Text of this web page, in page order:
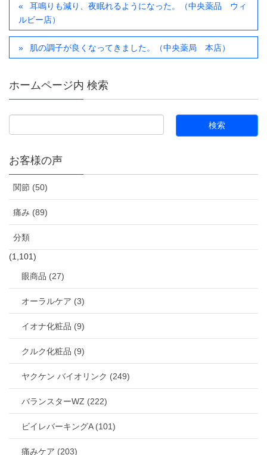
耳鳴りも減り、夜眠れるようになった。（中央薬品 ウィ
ルビー店）
肌の調子が良くなってきました。（中央薬局 本店）
ホームページ内 検索
お客様の声
関節 (50)
痛み (89)
分類
(1,101)
眼商品 (27)
オーラルケア (3)
イオナ化粧品 (9)
クルク化粧品 (9)
ヤクケン バイオリンク (249)
バランスターWZ (222)
ビイレバーキングA (101)
痛みケア (203)